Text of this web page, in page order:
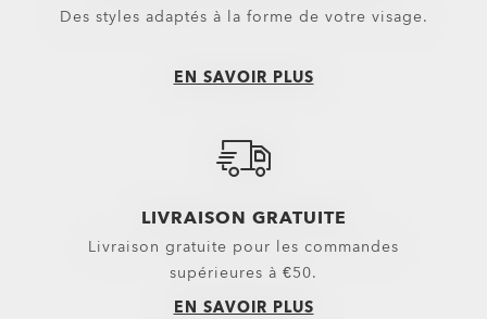
Des styles adaptés à la forme de votre visage.
EN SAVOIR PLUS
LIVRAISON GRATUITE
Livraison gratuite pour les commandes
supérieures à €50.
EN SAVOIR PLUS